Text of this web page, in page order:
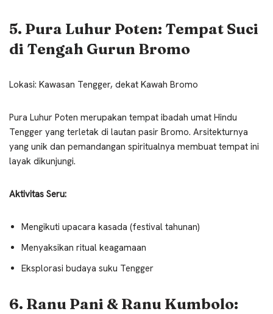
5. Pura Luhur Poten: Tempat Suci
di Tengah Gurun Bromo
Lokasi: Kawasan Tengger, dekat Kawah Bromo
Pura Luhur Poten merupakan tempat ibadah umat Hindu
Tengger yang terletak di lautan pasir Bromo. Arsitekturnya
yang unik dan pemandangan spiritualnya membuat tempat ini
layak dikunjungi.
Aktivitas Seru:
Mengikuti upacara kasada (festival tahunan)
Menyaksikan ritual keagamaan
Eksplorasi budaya suku Tengger
6. Ranu Pani & Ranu Kumbolo: